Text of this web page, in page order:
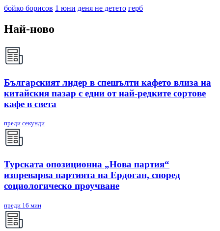
бойко борисов 1 юни деня не детето герб
Най-ново
Българският лидер в спешълти кафето влиза на
китайския пазар с едни от най-редките сортове
кафе в света
преди секунди
Турската опозиционна „Нова партия“
изпреварва партията на Ердоган, според
социологическо проучване
преди 16 мин